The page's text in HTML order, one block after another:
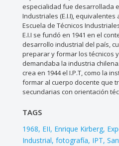
especialidad fue desarrollada
Industriales (E.I.I), equivalentes
Escuela de Técnicos
E.I.I se fundó en 1941 en el
desarrollo industrial del país,
preparar y formar los técnicos
demandaba la industria
crea en 1944 el I.P.T, como la
formar al cuerpo docente que
secundarias con orientación
TAGS
1968 EII Enrique Kirberg
Industrial fotografía IPT